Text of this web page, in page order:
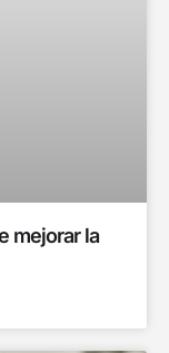
mejorar la